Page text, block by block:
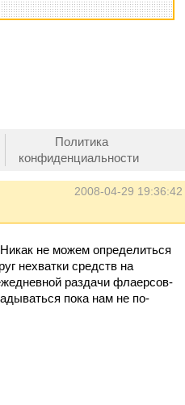
Политика
конфиденциальности
2008-04-29 19:36:42
не можем определиться
нехватки средств на
раздачи флаерсов-
пока нам не по-